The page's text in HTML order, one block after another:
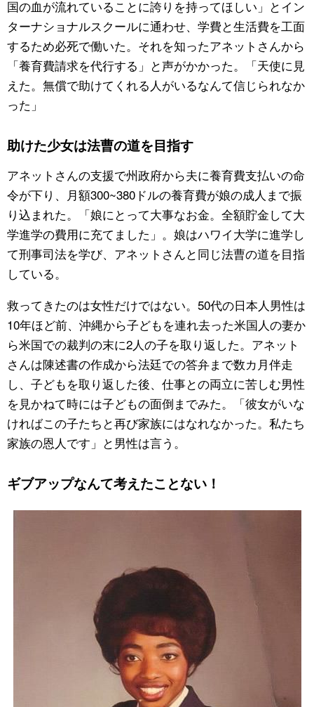
国の血が流れていることに誇りを持ってほしい」とイン
ターナショナルスクールに通わせ、学費と生活費を工面
するため必死で働いた。それを知ったアネットさんから
「養育費請求を代行する」と声がかかった。「天使に見
えた。無償で助けてくれる人がいるなんて信じられなか
った」
助けた少女は法曹の道を目指す
アネットさんの支援で州政府から夫に養育費支払いの命
令が下り、月額300~380ドルの養育費が娘の成人まで振
り込まれた。「娘にとって大事なお金。全額貯金して大
学進学の費用に充てました」。娘はハワイ大学に進学し
て刑事司法を学び、アネットさんと同じ法曹の道を目指
している。
救ってきたのは女性だけではない。50代の日本人男性は
10年ほど前、沖縄から子どもを連れ去った米国人の妻か
ら米国での裁判の末に2人の子を取り返した。アネット
さんは陳述書の作成から法廷での答弁まで数カ月伴走
し、子どもを取り返した後、仕事との両立に苦しむ男性
を見かねて時には子どもの面倒までみた。「彼女がいな
ければこの子たちと再び家族にはなれなかった。私たち
家族の恩人です」と男性は言う。
ギブアップなんて考えたことない！